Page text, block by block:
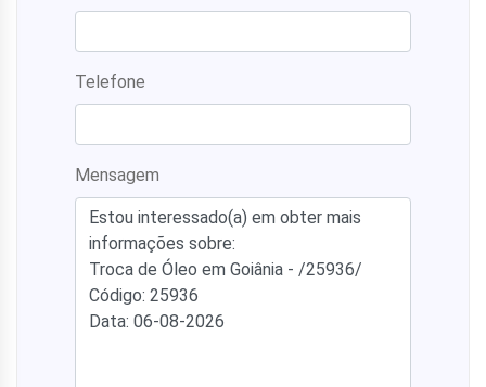
Telefone
Mensagem